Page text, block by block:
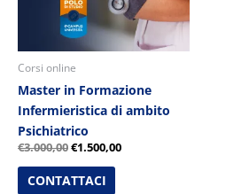
Corsi online
Master in Formazione
Infermieristica di ambito
Psichiatrico
€3.000,00€1.500,00
CONTATTACI